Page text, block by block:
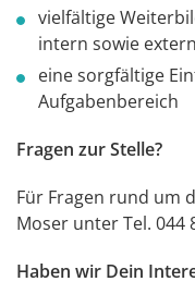
vielfältige
intern sowie
eine sorgfältige
Aufgabenbereich
Fragen zur Stelle?
Für Fragen rund um
Moser unter Tel. 044
Haben wir Dein